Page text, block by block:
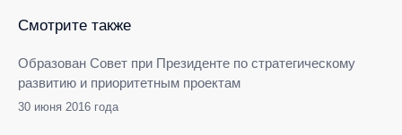
Смотрите также
Образован Совет при Президенте по стратегическому
развитию и приоритетным проектам
30 июня 2016 года